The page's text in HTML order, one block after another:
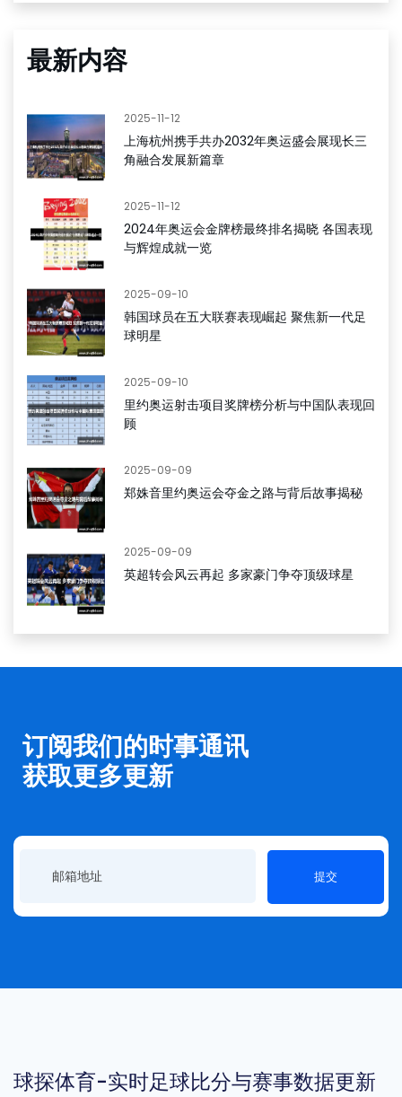
最新内容
2025-11-12
上海杭州携手共办2032年奥运盛会展现长三
角融合发展新篇章
2025-11-12
2024年奥运会金牌榜最终排名揭晓 各国表现
与辉煌成就一览
2025-09-10
韩国球员在五大联赛表现崛起 聚焦新一代足
球明星
2025-09-10
里约奥运射击项目奖牌榜分析与中国队表现回
顾
2025-09-09
郑姝音里约奥运会夺金之路与背后故事揭秘
2025-09-09
英超转会风云再起 多家豪门争夺顶级球星
订阅我们的时事通讯
获取更多更新
提交
球探体育-实时足球比分与赛事数据更新